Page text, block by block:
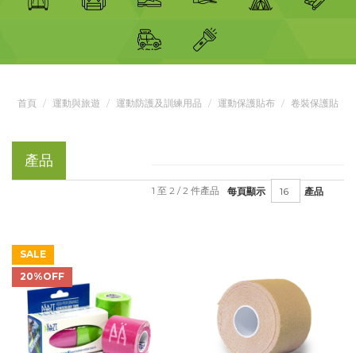
首頁 運動與旅遊 運動防護及訓練用品 運動保護貼布 卷裝保護貼
產品
每頁顯示 產品
1 至 2 / 2 件產品
SALE
20%OFF